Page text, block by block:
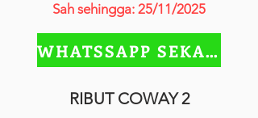
Sah sehingga: 25/11/2025
WHATSSAPP SEKARANG
RIBUT COWAY 2